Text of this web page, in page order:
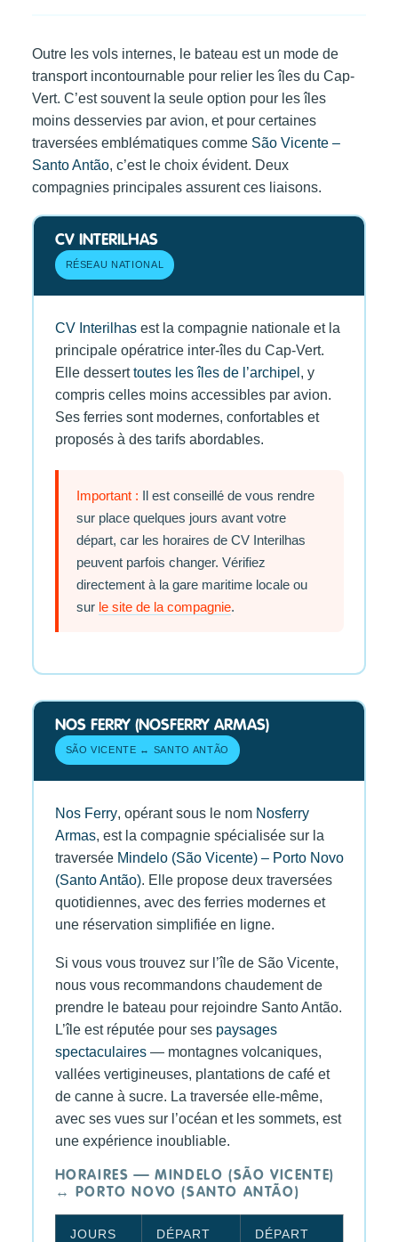
Outre les vols internes, le bateau est un mode de
transport incontournable pour relier les îles du Cap-
Vert. C’est souvent la seule option pour les îles
moins desservies par avion, et pour certaines
traversées emblématiques comme São Vicente –
Santo Antão, c’est le choix évident. Deux
compagnies principales assurent ces liaisons.
CV INTERILHAS
RÉSEAU NATIONAL
CV Interilhasest la compagnie nationale et la
principale opératrice inter-îles du Cap-Vert.
Elle desserttoutes les îles de l’archipel , y
compris celles moins accessibles par avion.
Ses ferries sont modernes, confortables et
proposés à des tarifs abordables.
Important : Il est conseillé de vous rendre
sur place quelques jours avant votre
départ, car les horaires de CV Interilhas
peuvent parfois changer. Vérifiez
directement à la gare maritime locale ou
sur le site de la compagnie.
NOS FERRY (NOSFERRY ARMAS)
SÃO VICENTE ↔ SANTO ANTÃO
Nos Ferry, opérant sous le nom Nosferry
Armas, est la compagnie spécialisée sur la
traversée Mindelo (São Vicente) – Porto Novo
(Santo Antão). Elle propose deux traversées
quotidiennes, avec des ferries modernes et
une réservation simplifiée en ligne.
Si vous vous trouvez sur l’île de São Vicente,
nous vous recommandons chaudement de
prendre le bateau pour rejoindre Santo Antão.
L’île est réputée pour ses paysages
spectaculaires— montagnes volcaniques,
vallées vertigineuses, plantations de café et
de canne à sucre. La traversée elle-même,
avec ses vues sur l’océan et les sommets, est
une expérience inoubliable.
HORAIRES — MINDELO (SÃO VICENTE)
↔ PORTO NOVO (SANTO ANTÃO)
JOURS
DÉPART
DÉPART